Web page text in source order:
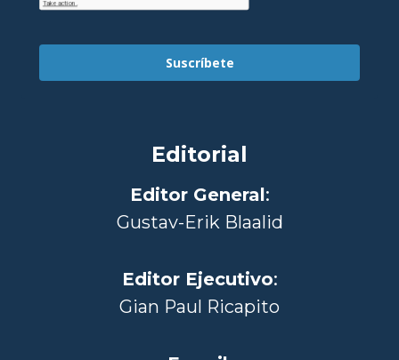
Suscríbete
Editorial
Editor General:
Gustav-Erik Blaalid
Editor Ejecutivo:
Gian Paul Ricapito